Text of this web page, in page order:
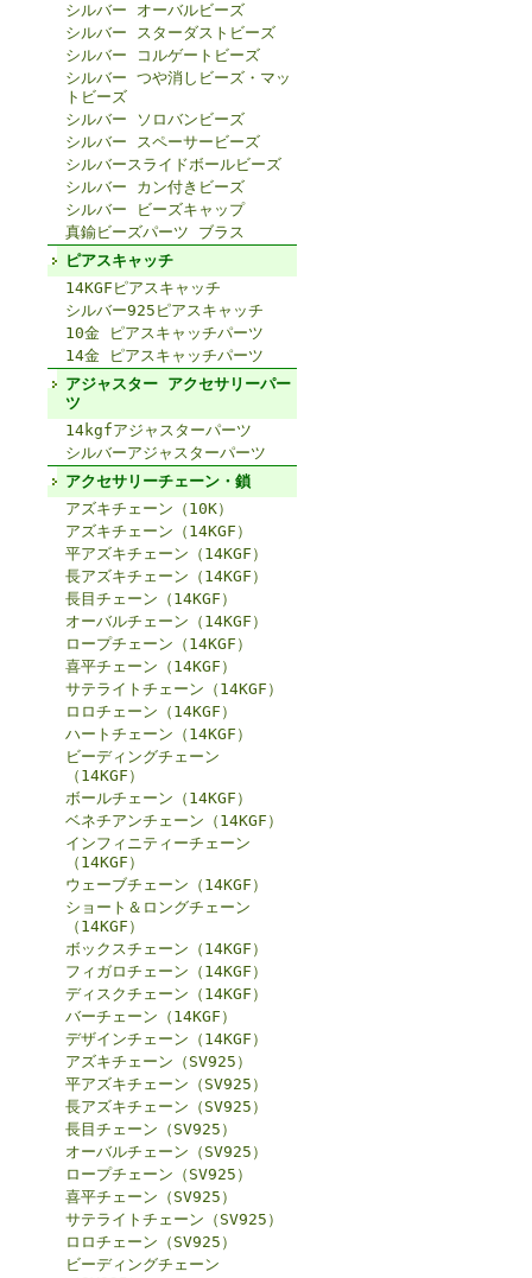
シルバー オーバルビーズ
シルバー スターダストビーズ
シルバー コルゲートビーズ
シルバー つや消しビーズ・マッ
トビーズ
シルバー ソロバンビーズ
シルバー スペーサービーズ
シルバースライドボールビーズ
シルバー カン付きビーズ
シルバー ビーズキャップ
真鍮ビーズパーツ ブラス
ピアスキャッチ
14KGFピアスキャッチ
シルバー925ピアスキャッチ
10金 ピアスキャッチパーツ
14金 ピアスキャッチパーツ
アジャスター アクセサリーパー
ツ
14kgfアジャスターパーツ
シルバーアジャスターパーツ
アクセサリーチェーン・鎖
アズキチェーン（10K）
アズキチェーン（14KGF）
平アズキチェーン（14KGF）
長アズキチェーン（14KGF）
長目チェーン（14KGF）
オーバルチェーン（14KGF）
ロープチェーン（14KGF）
喜平チェーン（14KGF）
サテライトチェーン（14KGF）
ロロチェーン（14KGF）
ハートチェーン（14KGF）
ビーディングチェーン
（14KGF）
ボールチェーン（14KGF）
ベネチアンチェーン（14KGF）
インフィニティーチェーン
（14KGF）
ウェーブチェーン（14KGF）
ショート＆ロングチェーン
（14KGF）
ボックスチェーン（14KGF）
フィガロチェーン（14KGF）
ディスクチェーン（14KGF）
バーチェーン（14KGF）
デザインチェーン（14KGF）
アズキチェーン（SV925）
平アズキチェーン（SV925）
長アズキチェーン（SV925）
長目チェーン（SV925）
オーバルチェーン（SV925）
ロープチェーン（SV925）
喜平チェーン（SV925）
サテライトチェーン（SV925）
ロロチェーン（SV925）
ビーディングチェーン